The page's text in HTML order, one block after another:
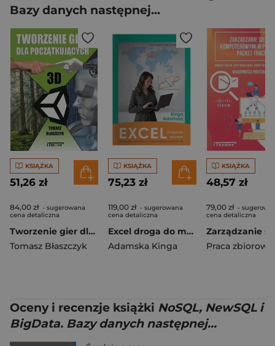
Bazy danych następnej...
KSIĄŻKA
51,26 zł
84,00 zł - sugerowana
cena detaliczna
Tworzenie gier dla początkujących
Tomasz Błaszczyk
KSIĄŻKA
75,23 zł
119,00 zł - sugerowana
cena detaliczna
Excel droga do marzeń. Kurs średnio zaawansowany na podstawie Microsoft Excel 365
Adamska Kinga
KSIĄŻKA
48,57 zł
79,00 zł -
cena detaliczna
Praca zbiorowa
Oceny i recenzje książki NoSQL, NewSQL i
BigData. Bazy danych następnej...